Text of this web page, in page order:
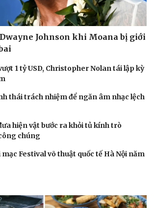
Tình yêu - Gia đình
Johnson khi Moana bị giới
1 tỷ USD, Christopher Nolan tái lập kỳ
thái trách nhiệm để ngăn âm nhạc lệch
hiện vật bước ra khỏi tủ kính trò
chúng
Festival võ thuật quốc tế Hà Nội năm